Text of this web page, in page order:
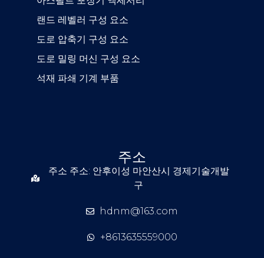
랜드 레벨러 구성 요소
도로 압축기 구성 요소
도로 밀링 머신 구성 요소
석재 파쇄 기계 부품
주소
주소 주소: 안후이성 마안산시 경제기술개발
구
hdnm@163.com
+8613635559000